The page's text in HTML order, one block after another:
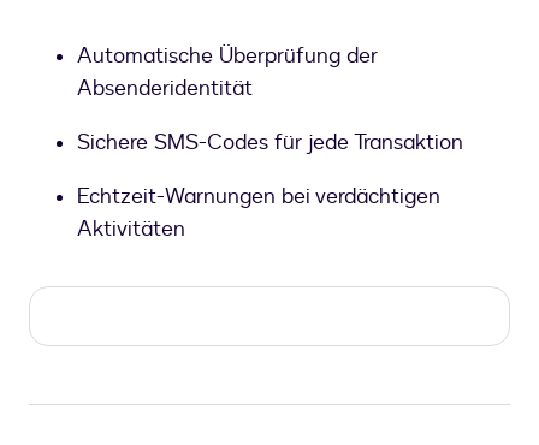
Automatische Überprüfung der
Absenderidentität
Sichere SMS-Codes für jede Transaktion
Echtzeit-Warnungen bei verdächtigen
Aktivitäten